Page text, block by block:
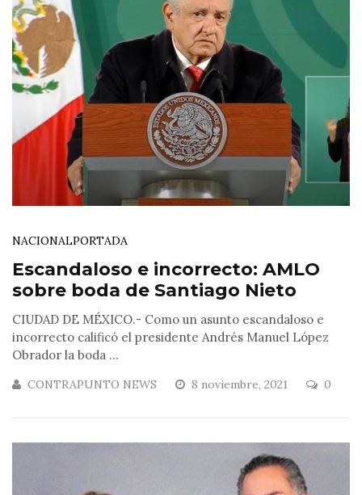
NACIONALPORTADA
Escandaloso e incorrecto: AMLO
sobre boda de Santiago Nieto
CIUDAD DE MÉXICO.- Como un asunto escandaloso e
incorrecto calificó el presidente Andrés Manuel López
Obrador la boda ...
CONTRAPUNTO NEWS 8 noviembre, 2021 0